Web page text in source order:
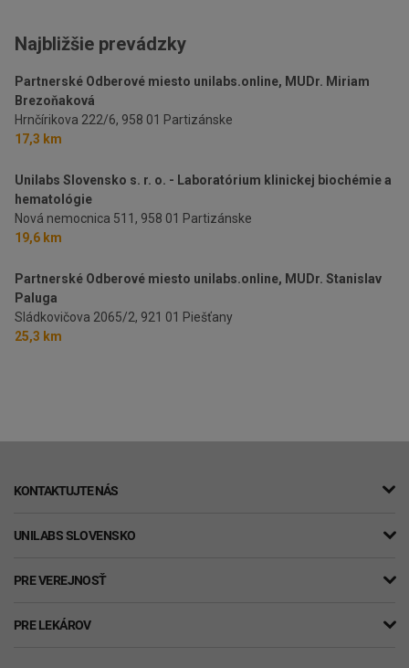
Najbližšie prevádzky
Partnerské Odberové miesto unilabs.online, MUDr. Miriam
Brezoňaková
Hrnčírikova 222/6, 958 01 Partizánske
17,3 km
Unilabs Slovensko s. r. o. - Laboratórium klinickej biochémie a
hematológie
Nová nemocnica 511, 958 01 Partizánske
19,6 km
Partnerské Odberové miesto unilabs.online, MUDr. Stanislav
Paluga
Sládkovičova 2065/2, 921 01 Piešťany
25,3 km
KONTAKTUJTE NÁS
UNILABS SLOVENSKO
PRE VEREJNOSŤ
PRE LEKÁROV